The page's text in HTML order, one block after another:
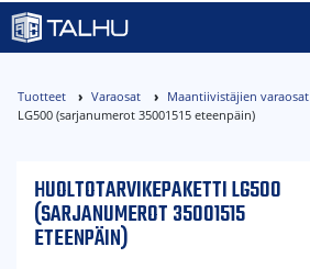
Tuotteet Varaosat Maantiivistäjien varaosat
LG500 (sarjanumerot 35001515 eteenpäin)
HUOLTOTARVIKEPAKETTI LG500
(SARJANUMEROT 35001515
ETEENPÄIN)